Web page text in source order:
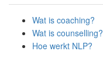
Wat is coaching?
Wat is counselling?
Hoe werkt NLP?